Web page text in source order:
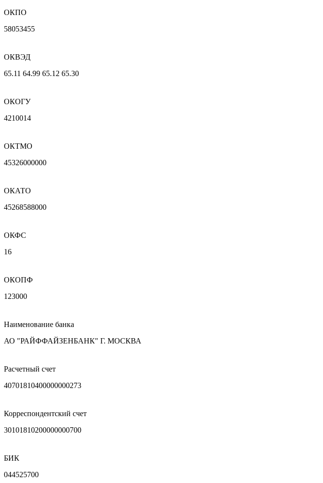
ОКПО
58053455
ОКВЭД
65.11 64.99 65.12 65.30
ОКОГУ
4210014
ОКТМО
45326000000
ОКАТО
45268588000
ОКФС
16
ОКОПФ
123000
Наименование банка
АО "РАЙФФАЙЗЕНБАНК" Г. МОСКВА
Расчетный счет
40701810400000000273
Корреспондентский счет
30101810200000000700
БИК
044525700